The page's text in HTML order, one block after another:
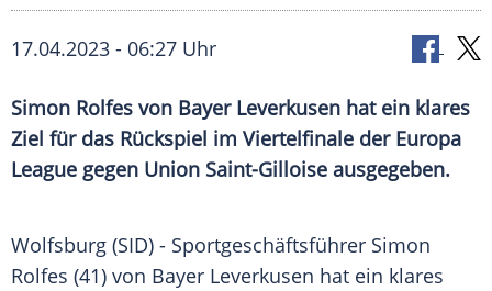
17.04.2023 - 06:27 Uhr
Simon Rolfes von Bayer Leverkusen hat ein klares
Ziel für das Rückspiel im Viertelfinale der Europa
League gegen Union Saint-Gilloise ausgegeben.
Wolfsburg (SID) - Sportgeschäftsführer Simon
Rolfes (41) von Bayer Leverkusen hat ein klares